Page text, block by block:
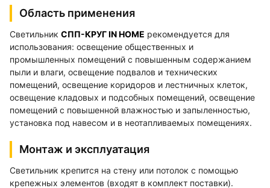
Область применения
Светильник СПП-КРУГ IN HOME рекомендуется для
использования: освещение общественных и
промышленных помещений с повышенным содержанием
пыли и влаги, освещение подвалов и технических
помещений, освещение коридоров и лестничных клеток,
освещение кладовых и подсобных помещений, освещение
помещений с повышенной влажностью и запыленностью,
установка под навесом и в неотапливаемых помещениях.
Монтаж и эксплуатация
Светильник крепится на стену или потолок с помощью
крепежных элементов (входят в комплект поставки).